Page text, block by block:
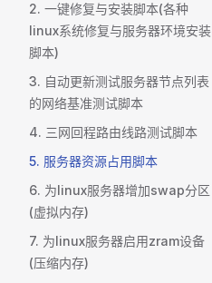
2. 一键修复与安装脚本(各种
linux系统修复与服务器环境安装
脚本)
3. 自动更新测试服务器节点列表
的网络基准测试脚本
4. 三网回程路由线路测试脚本
5. 服务器资源占用脚本
6. 为linux服务器增加swap分区
(虚拟内存)
7. 为linux服务器启用zram设备
(压缩内存)